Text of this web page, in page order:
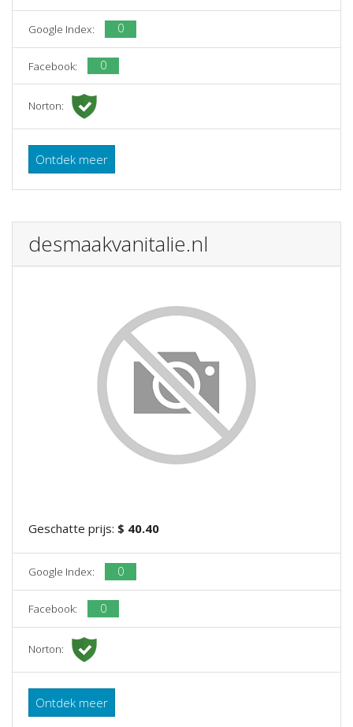
Google Index: 0
Facebook: 0
Norton:
Ontdek meer
desmaakvanitalie.nl
Geschatte prijs: $ 40.40
Google Index: 0
Facebook: 0
Norton:
Ontdek meer